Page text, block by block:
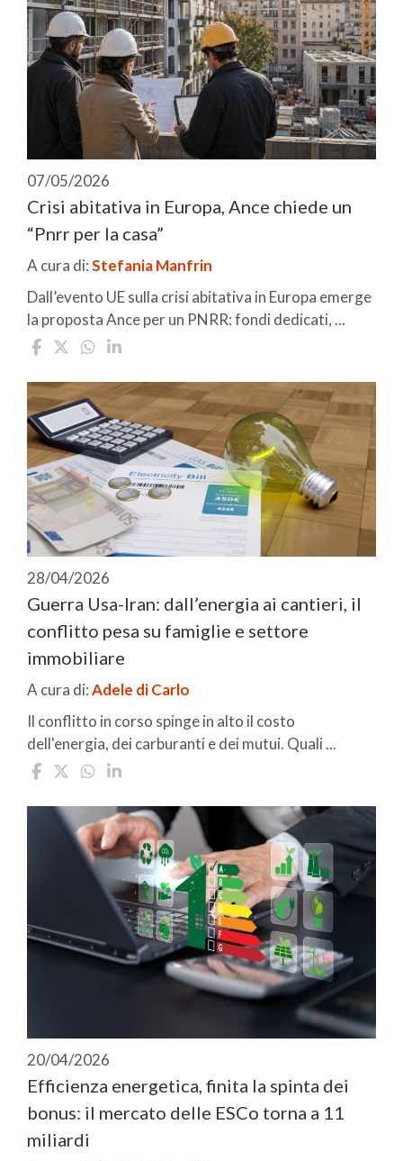
07/05/2026
Crisi abitativa in Europa, Ance chiede un
“Pnrr per la casa”
A cura di:Stefania Manfrin
Dall’evento UE sulla crisi abitativa in Europa emerge
la proposta Ance per un PNRR: fondi dedicati, ...
28/04/2026
Guerra Usa-Iran: dall’energia ai cantieri, il
conflitto pesa su famiglie e settore
immobiliare
A cura di:Adele di Carlo
Il conflitto in corso spinge in alto il costo
dell'energia, dei carburanti e dei mutui. Quali ...
20/04/2026
Efficienza energetica, finita la spinta dei
bonus: il mercato delle ESCo torna a 11
miliardi